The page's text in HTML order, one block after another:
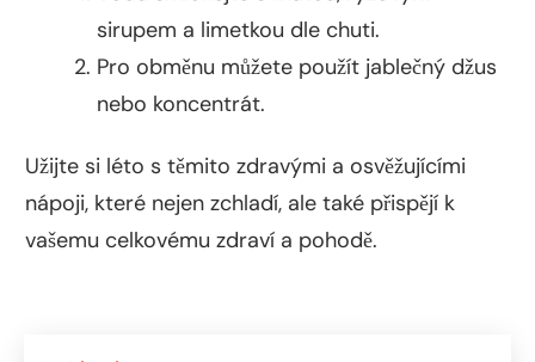
sirupem a limetkou dle chuti.
Pro obměnu můžete použít jablečný džus
nebo koncentrát.
Užijte si léto s těmito zdravými a osvěžujícími
nápoji, které nejen zchladí, ale také přispějí k
vašemu celkovému zdraví a pohodě.